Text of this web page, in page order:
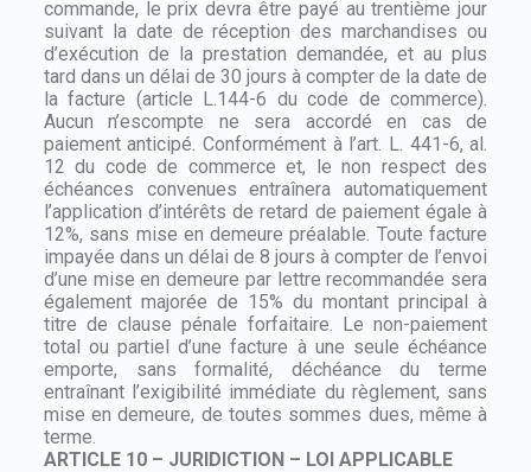
commande, le prix devra être payé au trentième jour
suivant la date de réception des marchandises ou
d’exécution de la prestation demandée, et au plus
tard dans un délai de 30 jours à compter de la date de
la facture (article L.144-6 du code de commerce).
Aucun n’escompte ne sera accordé en cas de
paiement anticipé. Conformément à l’art. L. 441-6, al.
12 du code de commerce et, le non respect des
échéances convenues entraînera automatiquement
l’application d’intérêts de retard de paiement égale à
12%, sans mise en demeure préalable. Toute facture
impayée dans un délai de 8 jours à compter de l’envoi
d’une mise en demeure par lettre recommandée sera
également majorée de 15% du montant principal à
titre de clause pénale forfaitaire. Le non-paiement
total ou partiel d’une facture à une seule échéance
emporte, sans formalité, déchéance du terme
entraînant l’exigibilité immédiate du règlement, sans
mise en demeure, de toutes sommes dues, même à
terme.
ARTICLE 10 – JURIDICTION – LOI APPLICABLE